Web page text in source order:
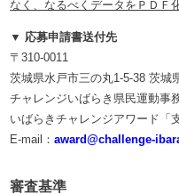
なく、なるべくデータをＰＤＦ
▼ 応募申請書送付先
〒310-0011
茨城県水戸市三の丸1-5-38 茨城
チャレンジいばらき県民運動事
いばらきチャレンジアワード「
E-mail：award@challenge-
審査基準